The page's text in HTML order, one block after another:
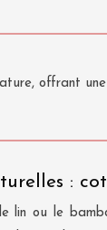
offrant
:
lin ou le